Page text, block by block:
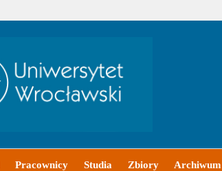
Pracownicy Studia Zbiory Archiwum